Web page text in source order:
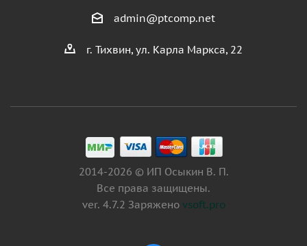
admin@ptcomp.net
г. Тихвин, ул. Карла Маркса, 22
2014-2026 © ИП Осыкин В. П.
Все права защищены.
ver. 4.7.2 Заряжено vsoft.pro